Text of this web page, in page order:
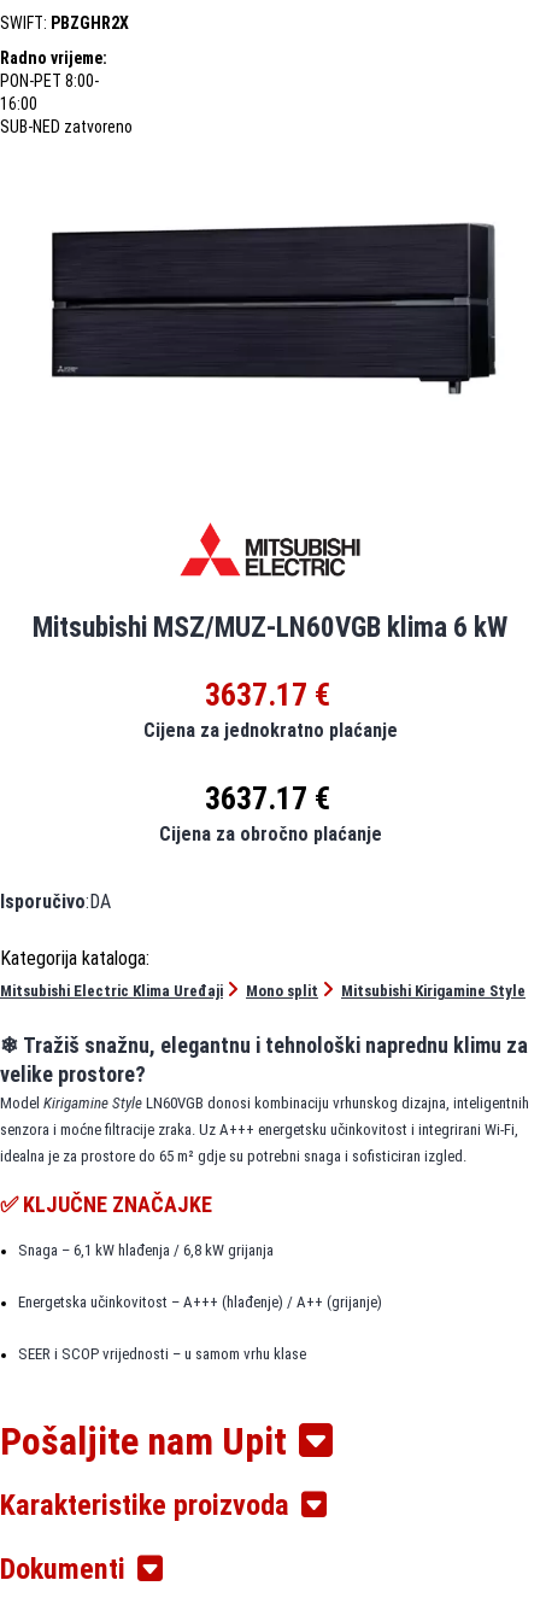
SWIFT: PBZGHR2X
Radno vrijeme:
PON-PET 8:00-
16:00
SUB-NED zatvoreno
Mitsubishi MSZ/MUZ-LN60VGB klima 6 kW
3637.17 €
Cijena za jednokratno plaćanje
3637.17 €
Cijena za obročno plaćanje
Isporučivo:DA
Mitsubishi Electric Klima Uređaji Mono split Mitsubishi Kirigamine Style
❄ Tražiš snažnu, elegantnu i tehnološki naprednu klimu za
velike prostore?
Model Kirigamine Style LN60VGB donosi kombinaciju vrhunskog dizajna, inteligentnih
senzora i moćne filtracije zraka. Uz A+++ energetsku učinkovitost i integrirani Wi-Fi,
idealna je za prostore do 65 m² gdje su potrebni snaga i sofisticiran izgled.
✅ KLJUČNE ZNAČAJKE
Snaga – 6,1 kW hlađenja / 6,8 kW grijanja
Energetska učinkovitost – A+++ (hlađenje) / A++ (grijanje)
SEER i SCOP vrijednosti – u samom vrhu klase
Ugrađeno Wi-Fi upravljanje – putem MELCloud aplikacije
3D i-See senzor – detektira prisutnost i prilagođava protok zraka
Plasma Quad Plus filter – uklanja viruse, bakterije, alergene i PM2.5 čestice
Pošaljite nam Upit
Karakteristike proizvoda
Dokumenti